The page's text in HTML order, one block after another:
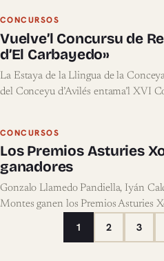
CONCURSOS
Vuelve’l Concursu de
d’El Carbayedo»
La Estaya de la Llingua de la
del Conceyu d’Avilés entama’l XVI
CONCURSOS
Los Premios Asturies
ganadores
Gonzalo Llamedo Pandiella, Iyán
Montes ganen los Premios Asturies
1 2 3